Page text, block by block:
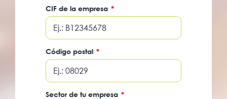
CIF de la empresa *
Código postal *
Sector de tu empresa *